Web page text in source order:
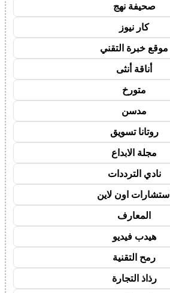
صحيفة نهج
كار نيوز
موقع خبرة التقني
أناقة أنثى
متورخ
مدسن
روتانا تسويق
مجلة الابداع
نادي الترددات
استشارات اون لاين
المعارف
هيدب فيديو
رمح التقنية
رذاذ التجارة